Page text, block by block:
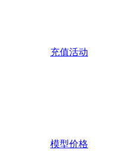
充值活动
模型价格